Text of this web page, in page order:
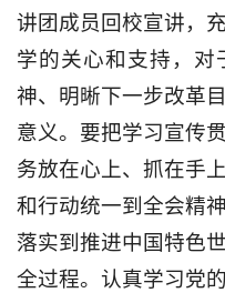
讲团成员回校宣讲，
学的关心和支持，对
神、明晰下一步改革
意义。要把学习宣传
务放在心上、抓在手
和行动统一到全会精
落实到推进中国特色
全过程。认真学习党